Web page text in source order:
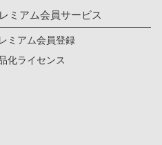
ミアム会員サービス
ミアム会員登録
化ライセンス